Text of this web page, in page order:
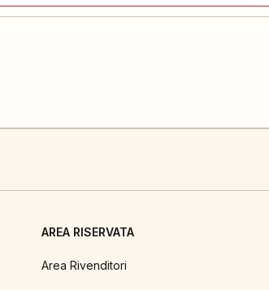
AREA RISERVATA
Area Rivenditori